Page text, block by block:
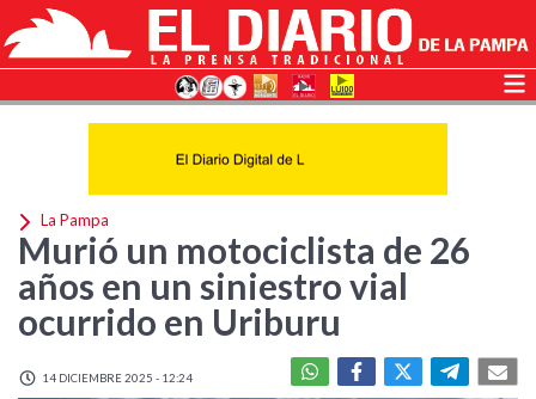
La Pampa
Murió un motociclista de 26
años en un siniestro vial
ocurrido en Uriburu
14 DICIEMBRE 2025 - 12:24